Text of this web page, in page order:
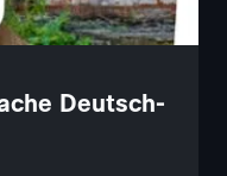
Deutsch-